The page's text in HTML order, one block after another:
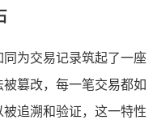
为交易记录筑起了一座
篡改，每一笔交易都如
追溯和验证，这一特性